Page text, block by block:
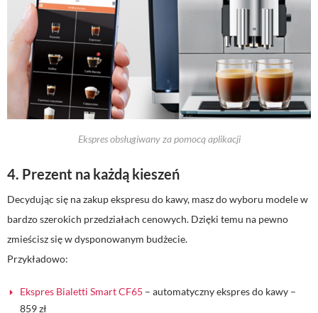
Ekspres obsługiwany za pomocą aplikacji
4. Prezent na każdą kieszeń
Decydując się na zakup ekspresu do kawy, masz do wyboru modele w
bardzo szerokich przedziałach cenowych. Dzięki temu na pewno
zmieścisz się w dysponowanym budżecie.
Przykładowo:
Ekspres Bialetti Smart CF65 – automatyczny ekspres do kawy –
859 zł